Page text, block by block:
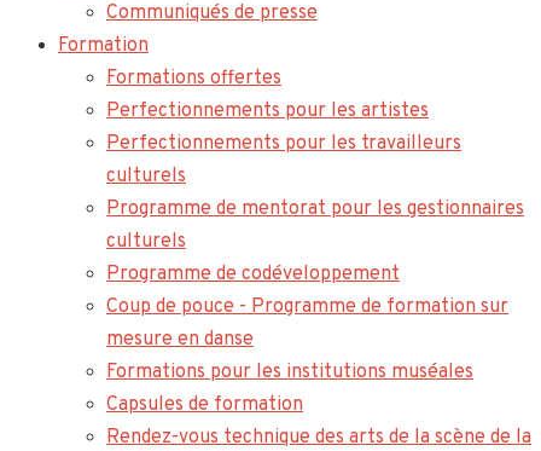
Communiqués de presse
Formation
Formations offertes
Perfectionnements pour les artistes
Perfectionnements pour les travailleurs
culturels
Programme de mentorat pour les gestionnaires
culturels
Programme de codéveloppement
Coup de pouce - Programme de formation sur
mesure en danse
Formations pour les institutions muséales
Capsules de formation
Rendez-vous technique des arts de la scène de la